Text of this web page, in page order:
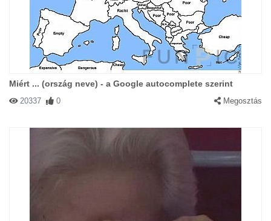
Miért ... (ország neve) - a Google autocomplete szerint
20337 0 Megosztás